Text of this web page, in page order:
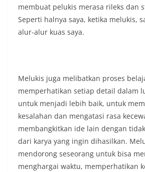
membuat pelukis merasa rileks dan
Seperti halnya saya, ketika melukis,
alur-alur kuas saya.
Melukis juga melibatkan proses
memperhatikan setiap detail dalam
untuk menjadi lebih baik, untuk
kesalahan dan mengatasi rasa
membangkitkan ide lain dengan
dari karya yang ingin dihasilkan.
mendorong seseorang untuk bisa
menghargai waktu, memperhatikan